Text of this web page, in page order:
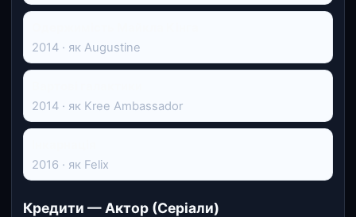
2014 · як Augustine
2014 · як Kree Ambassador
2016 · як Felix
Кредити — Актор (Серіали)